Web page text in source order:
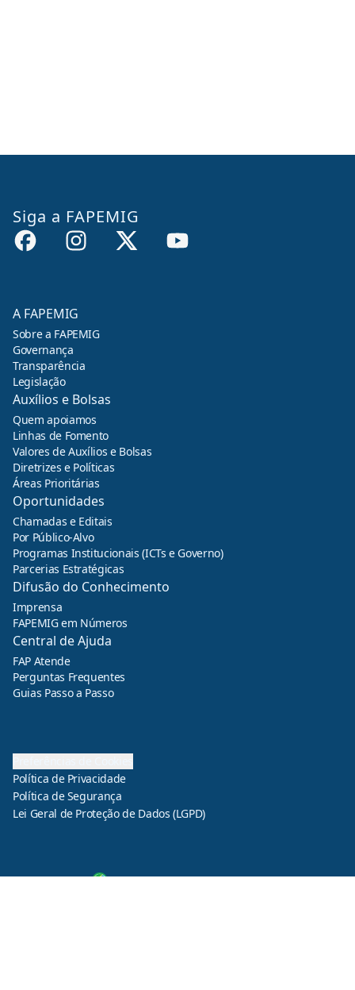
Siga a FAPEMIG
A FAPEMIG
Sobre a FAPEMIG
Governança
Transparência
Legislação
Auxílios e Bolsas
Quem apoiamos
Linhas de Fomento
Valores de Auxílios e Bolsas
Diretrizes e Políticas
Áreas Prioritárias
Oportunidades
Chamadas e Editais
Por Público-Alvo
Programas Institucionais (ICTs e Governo)
Parcerias Estratégicas
Difusão do Conhecimento
Imprensa
FAPEMIG em Números
Central de Ajuda
FAP Atende
Perguntas Frequentes
Guias Passo a Passo
Política de Privacidade
Política de Segurança
Lei Geral de Proteção de Dados (LGPD)